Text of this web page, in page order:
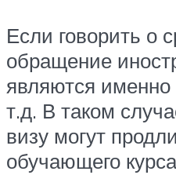
Если говорить о
обращение
являются именно
т.д. В таком
визу могут
обучающего